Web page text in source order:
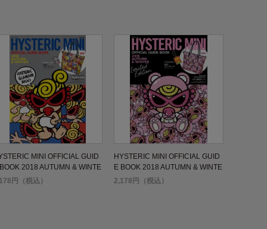
MINI OFFICIAL GUID
2018 AUTUMN & WINTE
円（税込）
HYSTERIC MINI OFFICIAL GUID
E BOOK 2018 AUTUMN & WINTE
R Limited Edition
2,178円（税込）